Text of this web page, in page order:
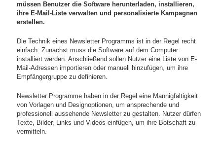
müssen Benutzer die Software herunterladen, installieren,
ihre E-Mail-Liste verwalten und personalisierte Kampagnen
erstellen.
Die Technik eines Newsletter Programms ist in der Regel recht
einfach. Zunächst muss die Software auf dem Computer
installiert werden. Anschließend sollen Nutzer eine Liste von E-
Mail-Adressen importieren oder manuell hinzufügen, um ihre
Empfängergruppe zu definieren.
Newsletter Programme haben in der Regel eine Mannigfaltigkeit
von Vorlagen und Designoptionen, um ansprechende und
professionell aussehende Newsletter zu gestalten. Nutzer dürfen
Texte, Bilder, Links und Videos einfügen, um ihre Botschaft zu
vermitteln.